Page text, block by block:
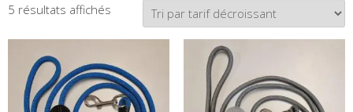
5 résultats affichés
décroissant